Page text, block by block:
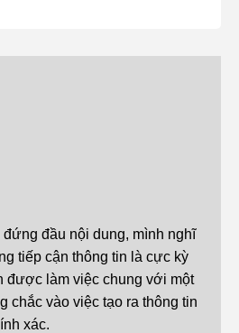
đầu nội dung, mình nghĩ
tiếp cận thông tin là cực kỳ
được làm việc chung với một
chắc vào việc tạo ra thông tin
xác.